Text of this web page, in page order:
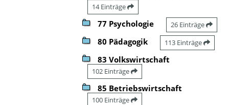
14 Einträge
77 Psychologie 26 Einträge
80 Pädagogik 113 Einträge
83 Volkswirtschaft
102 Einträge
85 Betriebswirtschaft
100 Einträge